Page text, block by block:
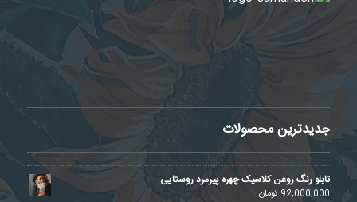
جدیدترین محصولات
تابلو رنگ روغن کلاسیک چهره پیرمرد روستایی
92,000,000 تومان